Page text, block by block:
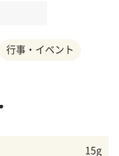
行事・イベント
15g